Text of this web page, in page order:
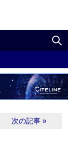
次の記事 »